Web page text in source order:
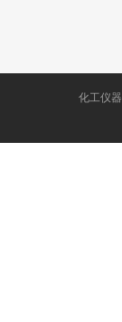
化工仪